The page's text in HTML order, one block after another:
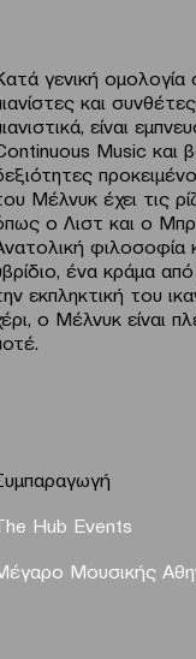
γενική
και
είναι
Music και
Mέλνυκ έχει τις
ο Λιστ και ο
φιλοσοφία
ένα κράμα
εκπληκτική του
ο Μέλνυκ είναι
Hub Events
Μουσικής